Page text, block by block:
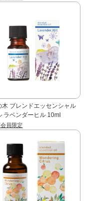
木 ブレンドエッセンシャル
ラベンダーヒル 10ml
員限定